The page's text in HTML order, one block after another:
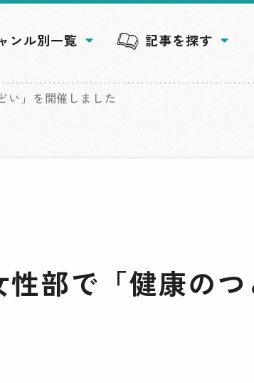
ンル別一覧 記事を探す
い」を開催しました
部で「健康の